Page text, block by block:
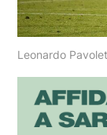
Leonardo